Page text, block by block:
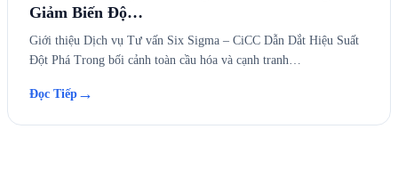
Giảm Biến Độ…
Giới thiệu Dịch vụ Tư vấn Six Sigma – CiCC Dẫn Dắt Hiệu Suất
Đột Phá Trong bối cảnh toàn cầu hóa và cạnh tranh…
Đọc Tiếp →